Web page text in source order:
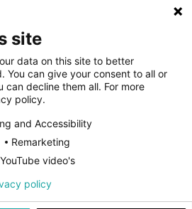
voorbehouden
site
data on this site to better
You can give your consent to all or
can decline them all. For more
policy.
and Accessibility
Remarketing
YouTube video's
policy